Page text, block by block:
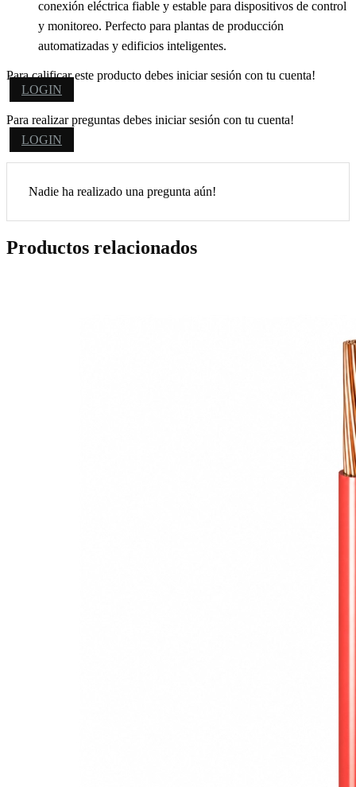
conexión eléctrica fiable y estable para dispositivos de control
y monitoreo. Perfecto para plantas de producción
automatizadas y edificios inteligentes.
Para calificar este producto debes iniciar sesión con tu cuenta!
LOGIN
Para realizar preguntas debes iniciar sesión con tu cuenta!
LOGIN
Nadie ha realizado una pregunta aún!
Productos relacionados